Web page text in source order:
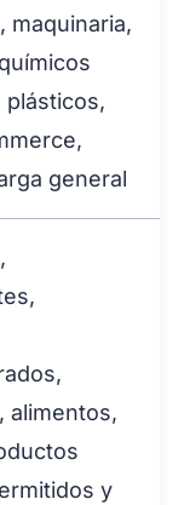
maquinaria,
plásticos,
general
alimentos,
y